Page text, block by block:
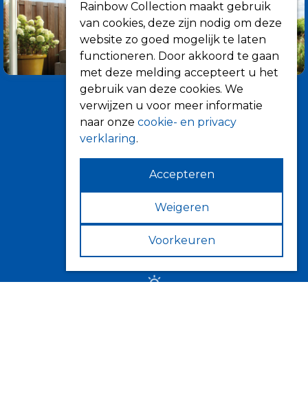
Informatie
Over ons
Tips
Verkooppunten
Rainbow Collection maakt gebruik
van cookies, deze zijn nodig om deze
website zo goed mogelijk te laten
functioneren. Door akkoord te gaan
met deze melding accepteert u het
gebruik van deze cookies. We
verwijzen u voor meer informatie
naar onze cookie- en privacy
verklaring.
Accepteren
Weigeren
Voorkeuren